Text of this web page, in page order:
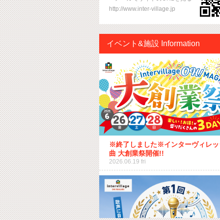
http://www.inter-village.jp
イベント&施設 Information
※終了しました※インターヴィレッ
曲 大創業祭開催!!
2026.06.19 fri